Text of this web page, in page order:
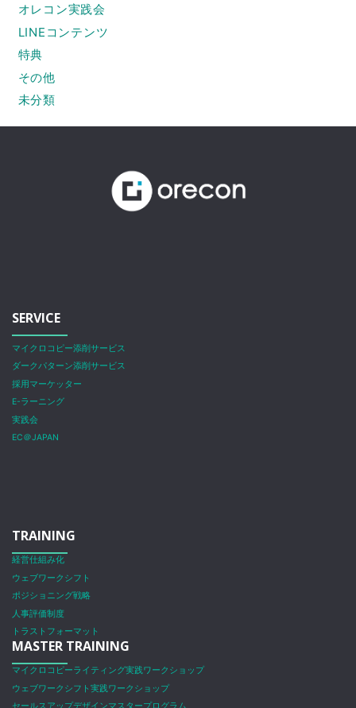
オレコン実践会
LINEコンテンツ
特典
その他
未分類
SERVICE
マイクロコピー添削サービス
ダークパターン添削サービス
採用マーケッター
E-ラーニング
実践会
EC＠JAPAN
TRAINING
経営仕組み化
ウェブワークシフト
ポジショニング戦略
人事評価制度
トラストフォーマット
MASTER TRAINING
マイクロコピーライティング実践ワークショップ
ウェブワークシフト実践ワークショップ